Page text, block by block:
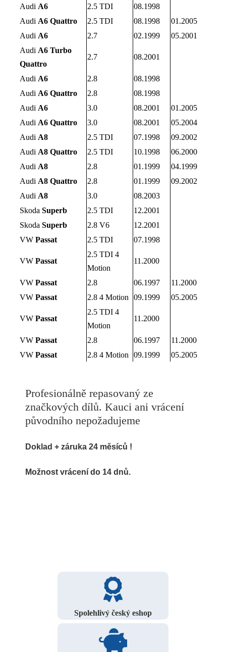
Audi A6 2.5 TDI
08.1998
Audi A6 Quattro 2.5 TDI 08.1998
01.2005
Audi A6 2.7 02.1999
05.2001
Audi A6 Turbo
Quattro
2.7 08.2001
Audi A6 2.8
08.1998
Audi A6 Quattro 2.8
08.1998
Audi A6 3.0 08.2001
01.2005
Audi A6 Quattro 3.0 08.2001
05.2004
Audi A8 2.5 TDI 07.1998
09.2002
Audi A8 Quattro 2.5 TDI 10.1998
06.2000
Audi A8 2.8 01.1999
04.1999
Audi A8 Quattro 2.8 01.1999
09.2002
Audi A8 3.0
08.2003
Skoda Superb 2.5 TDI
12.2001
Skoda Superb 2.8 V6
12.2001
VW Passat 2.5 TDI 07.1998
VW Passat
2.5 TDI 4
Motion
11.2000
VW Passat 2.8 06.1997
11.2000
VW Passat 2.8 4 Motion 09.1999 05.2005
VW Passat
2.5 TDI 4
Motion
11.2000
VW Passat 2.8 06.1997
11.2000
VW Passat 2.8 4 Motion 09.1999 05.2005
Profesionálně repasovaný ze
značkových dílů. Kauci ani vrácení
původního nepožadujeme
Doklad + záruka 24 měsíců !
Možnost vrácení do 14 dnů.
Spolehlivý český eshop